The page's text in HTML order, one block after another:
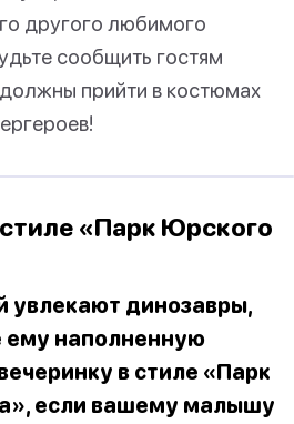
другого любимого
сообщить гостям
прийти в костюмах
«Парк Юрского
увлекают динозавры,
ему наполненную
в стиле «Парк
если вашему малышу